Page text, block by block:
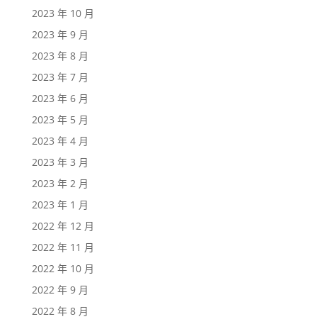
2023 年 10 月
2023 年 9 月
2023 年 8 月
2023 年 7 月
2023 年 6 月
2023 年 5 月
2023 年 4 月
2023 年 3 月
2023 年 2 月
2023 年 1 月
2022 年 12 月
2022 年 11 月
2022 年 10 月
2022 年 9 月
2022 年 8 月